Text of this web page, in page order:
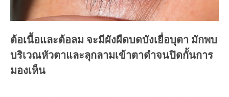
ต้อเนื้อและต้อลม จะมีผังผืดบดบังเยื่อบุตา มักพบ
บริเวณหัวตาและลุกลามเข้าตาดำจนปิดกั้นการ
มองเห็น